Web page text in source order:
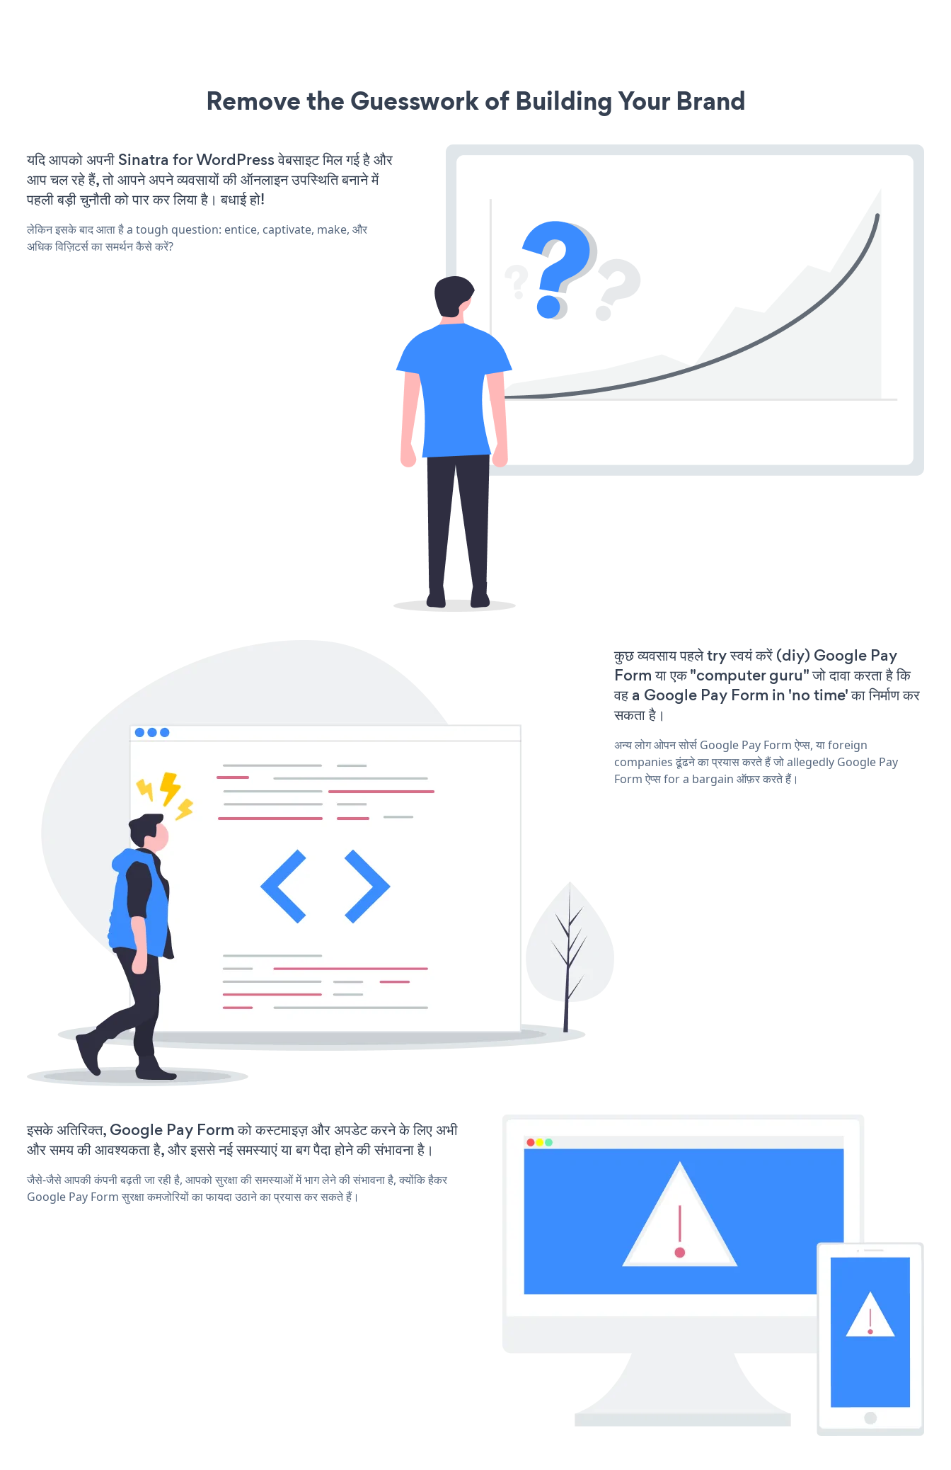
Remove the Guesswork of Building Your Brand
यदि आपको अपनी Sinatra for WordPress वेबसाइट मिल गई है और
आप चल रहे हैं, तो आपने अपने व्यवसायों की ऑनलाइन उपस्थिति बनाने में
पहली बड़ी चुनौती को पार कर लिया है। बधाई हो!
लेकिन इसके बाद आता है a tough question: entice, captivate, make, और
अधिक विज़िटर्स का समर्थन कैसे करें?
कुछ व्यवसाय पहले try स्वयं करें (diy) Google Pay
Form या एक "computer guru" जो दावा करता है कि
वह a Google Pay Form in 'no time' का निर्माण कर
सकता है।
अन्य लोग ओपन सोर्स Google Pay Form ऐप्स, या foreign
companies ढूंढने का प्रयास करते हैं जो allegedly Google Pay
Form ऐप्स for a bargain ऑफ़र करते हैं।
इसके अतिरिक्त, Google Pay Form को कस्टमाइज़ और अपडेट करने के लिए अभी
और समय की आवश्यकता है, और इससे नई समस्याएं या बग पैदा होने की संभावना है।
जैसे-जैसे आपकी कंपनी बढ़ती जा रही है, आपको सुरक्षा की समस्याओं में भाग लेने की संभावना है, क्योंकि हैकर
Google Pay Form सुरक्षा कमजोरियों का फायदा उठाने का प्रयास कर सकते हैं।